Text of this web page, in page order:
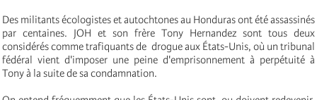
Des militants écologistes et autochtones au Honduras ont été assassinés
par centaines. JOH et son frère Tony Hernandez sont tous deux
considérés comme trafiquants de drogue aux États-Unis, où un tribunal
fédéral vient d'imposer une peine d'emprisonnement à perpétuité à
Tony à la suite de sa condamnation.